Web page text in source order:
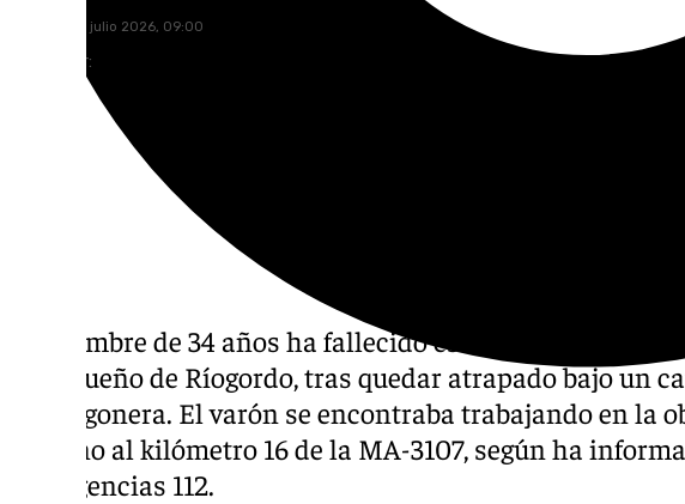
miércoles, 1 julio 2026, 09:00
Compartir:
Un hombre de 34 años ha fallecido este martes en el
malagueño de Ríogordo, tras quedar atrapado bajo un
hormigonera. El varón se encontraba trabajando en la
cercano al kilómetro 16 de la MA-3107, según ha
Emergencias 112.